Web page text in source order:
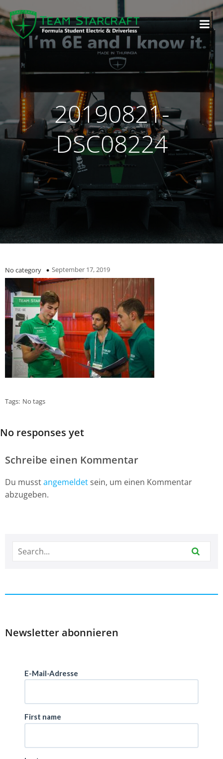
20190821-
DSC08224
No category September 17, 2019
Tags: No tags
No responses yet
Schreibe einen Kommentar
Du musstangemeldet sein, um einen Kommentar
abzugeben.
Newsletter abonnieren